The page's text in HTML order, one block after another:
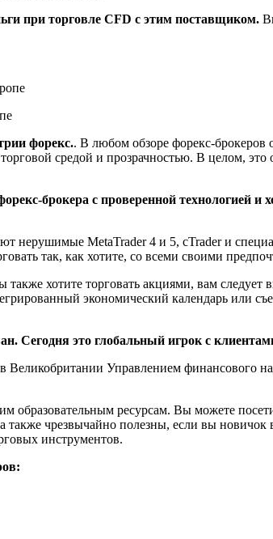
при торговле CFD с этим поставщиком.
форекс.. В любом обзоре форекс-брокеров
средой и прозрачностью. В целом,
брокера с проверенной технологией
нерушимые MetaTrader 4 и 5, cTrader и
так, как хотите, со всеми своими
хотите торговать акциями, вам
экономический календарь или
Сегодня это глобальный игрок с
Великобритании Управлением
образовательным ресурсам. Вы можете
также чрезвычайно полезны, если вы
инструментов.